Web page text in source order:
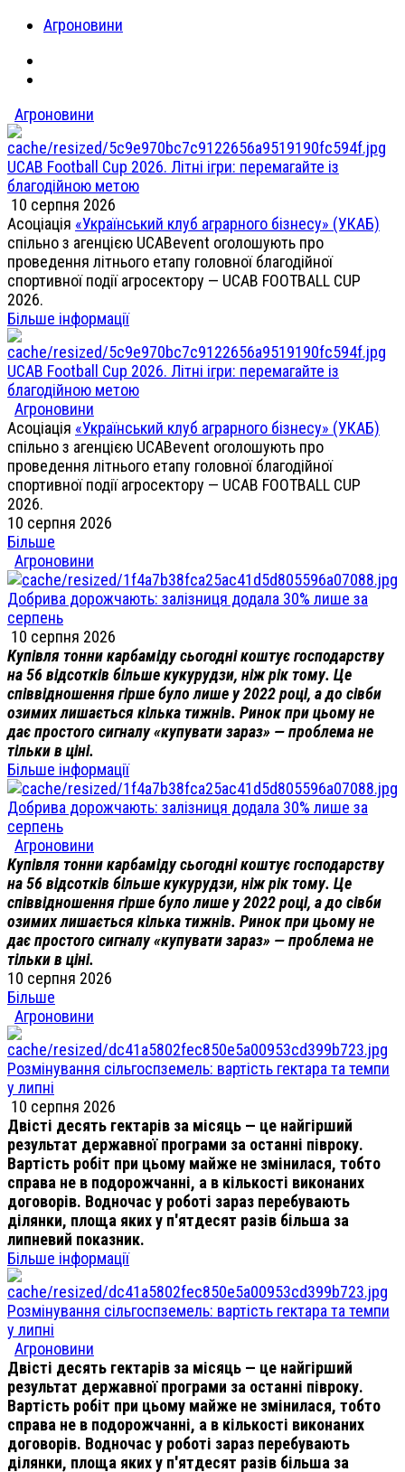
Агроновини
Агроновини
UCAB Football Cup 2026. Літні ігри: перемагайте із
благодійною метою
10 серпня 2026
Асоціація «Український клуб аграрного бізнесу» (УКАБ)
спільно з агенцією UCABevent оголошують про
проведення літнього етапу головної благодійної
спортивної події агросектору — UCAB FOOTBALL CUP
2026.
Більше інформації
UCAB Football Cup 2026. Літні ігри: перемагайте із
благодійною метою
Агроновини
Асоціація «Український клуб аграрного бізнесу» (УКАБ)
спільно з агенцією UCABevent оголошують про
проведення літнього етапу головної благодійної
спортивної події агросектору — UCAB FOOTBALL CUP
2026.
10 серпня 2026
Більше
Агроновини
Добрива дорожчають: залізниця додала 30% лише за
серпень
10 серпня 2026
Купівля тонни карбаміду сьогодні коштує господарству
на 56 відсотків більше кукурудзи, ніж рік тому. Це
співвідношення гірше було лише у 2022 році, а до сівби
озимих лишається кілька тижнів. Ринок при цьому не
дає простого сигналу «купувати зараз» — проблема не
тільки в ціні.
Більше інформації
Добрива дорожчають: залізниця додала 30% лише за
серпень
Агроновини
Купівля тонни карбаміду сьогодні коштує господарству
на 56 відсотків більше кукурудзи, ніж рік тому. Це
співвідношення гірше було лише у 2022 році, а до сівби
озимих лишається кілька тижнів. Ринок при цьому не
дає простого сигналу «купувати зараз» — проблема не
тільки в ціні.
10 серпня 2026
Більше
Агроновини
Розмінування сільгоспземель: вартість гектара та темпи
у липні
10 серпня 2026
Двісті десять гектарів за місяць — це найгірший
результат державної програми за останні півроку.
Вартість робіт при цьому майже не змінилася, тобто
справа не в подорожчанні, а в кількості виконаних
договорів. Водночас у роботі зараз перебувають
ділянки, площа яких у п'ятдесят разів більша за
липневий показник.
Більше інформації
Розмінування сільгоспземель: вартість гектара та темпи
у липні
Агроновини
Двісті десять гектарів за місяць — це найгірший
результат державної програми за останні півроку.
Вартість робіт при цьому майже не змінилася, тобто
справа не в подорожчанні, а в кількості виконаних
договорів. Водночас у роботі зараз перебувають
ділянки, площа яких у п'ятдесят разів більша за